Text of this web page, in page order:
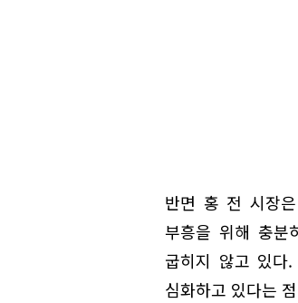
반면 홍 전 시장
부흥을 위해 충분
굽히지 않고 있
심화하고 있다는